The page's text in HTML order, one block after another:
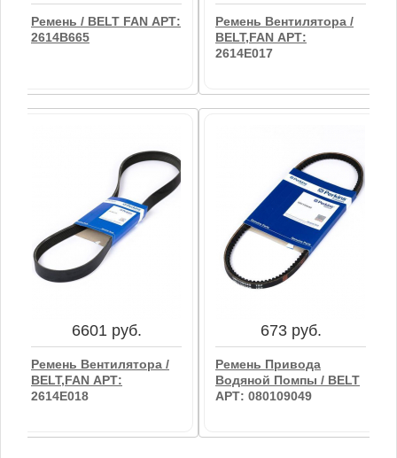
Ремень / BELT FAN АРТ:
2614B665
4979 руб.
Ремень / BELT FAN АРТ:
2614B665
В корзину
Ремень Вентилятора /
BELT,FAN АРТ:
2614E017
6662 руб.
Ремень Вентилятора /
BELT,FAN АРТ:
В корзину
6601 руб.
Ремень Вентилятора /
BELT,FAN АРТ:
2614E018
673 руб.
Ремень Привода
Водяной Помпы / BELT
АРТ: 080109049